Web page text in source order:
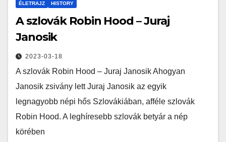
ÉLETRAJZ HISTORY
A szlovák Robin Hood – Juraj
Janosik
2023-03-18
A szlovák Robin Hood – Juraj Janosik Ahogyan
Janosik zsivány lett Juraj Janosik az egyik
legnagyobb népi hős Szlovákiában, afféle szlovák
Robin Hood. A leghíresebb szlovák betyár a nép
körében